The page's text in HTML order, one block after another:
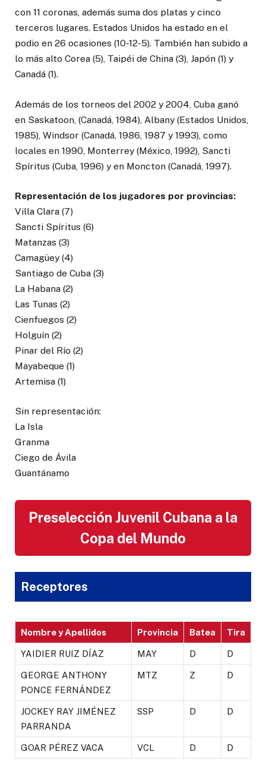
con 11 coronas, además suma dos platas y cinco
terceros lugares. Estados Unidos ha estado en el
podio en 26 ocasiones (10-12-5). También han subido a
lo más alto Corea (5), Taipéi de China (3), Japón (1) y
Canadá (1).
Además de los torneos del 2002 y 2004, Cuba ganó
en Saskatoon, (Canadá, 1984), Albany (Estados Unidos,
1985), Windsor (Canadá, 1986, 1987 y 1993), como
locales en 1990, Monterrey (México, 1992), Sancti
Spíritus (Cuba, 1996) y en Moncton (Canadá, 1997).
Representación de los jugadores por provincias:
Villa Clara (7)
Sancti Spíritus (6)
Matanzas (3)
Camagüey (4)
Santiago de Cuba (3)
La Habana (2)
Las Tunas (2)
Cienfuegos (2)
Holguín (2)
Pinar del Río (2)
Mayabeque (1)
Artemisa (1)
Sin representación:
La Isla
Granma
Ciego de Ávila
Guantánamo
Preselección Juvenil Cubana a la
Copa del Mundo
Receptores
Nombre y Apellidos Provincia Batea Tira
YAIDIER RUIZ DÍAZ MAY D D
GEORGE ANTHONY
PONCE FERNÁNDEZ
MTZ Z D
JOCKEY RAY JIMÉNEZ
PARRANDA
SSP D D
GOAR PÉREZ VACA VCL D D